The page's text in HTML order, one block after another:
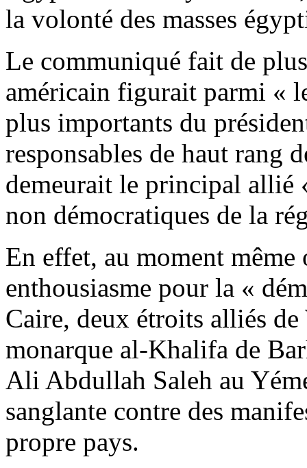
la volonté des masses
Le communiqué fait de
américain figurait parmi «
plus importants du
responsables de haut rang
demeurait le principal allié
non démocratiques de la
En effet, au moment
enthousiasme pour la «
Caire, deux étroits alliés
monarque al-Khalifa de
Ali Abdullah Saleh au
sanglante contre des
propre pays.